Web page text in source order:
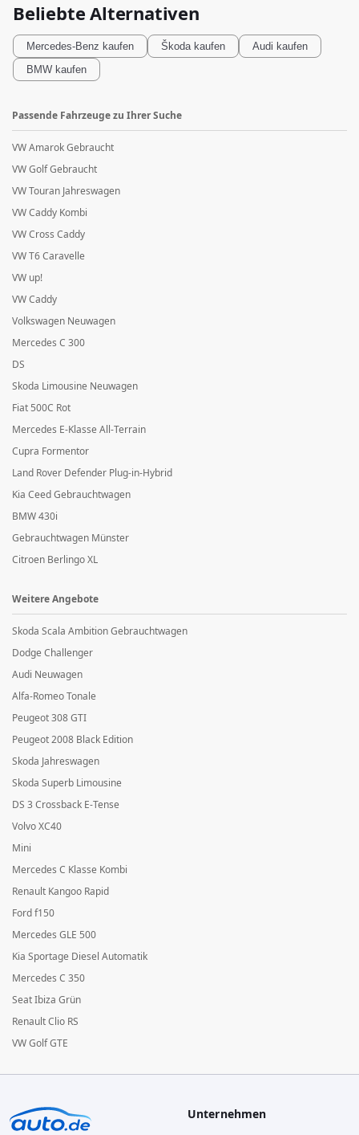
Beliebte Alternativen
Mercedes-Benz kaufen Škodakaufen Audi kaufen
BMW kaufen
Passende Fahrzeuge zu Ihrer Suche
VW Amarok Gebraucht
VW Golf Gebraucht
VW Touran Jahreswagen
VW Caddy Kombi
VW Cross Caddy
VW T6 Caravelle
VW up!
VW Caddy
Volkswagen Neuwagen
Mercedes C 300
DS
Skoda Limousine Neuwagen
Fiat 500C Rot
Mercedes E-Klasse All-Terrain
Cupra Formentor
Land Rover Defender Plug-in-Hybrid
Kia Ceed Gebrauchtwagen
BMW 430i
Gebrauchtwagen Münster
Citroen Berlingo XL
Weitere Angebote
Skoda Scala Ambition Gebrauchtwagen
Dodge Challenger
Audi Neuwagen
Alfa-Romeo Tonale
Peugeot 308 GTI
Peugeot 2008 Black Edition
Skoda Jahreswagen
Skoda Superb Limousine
DS 3 Crossback E-Tense
Volvo XC40
Mini
Mercedes C Klasse Kombi
Renault Kangoo Rapid
Ford f150
Mercedes GLE 500
Kia Sportage Diesel Automatik
Mercedes C 350
Seat Ibiza Grün
Renault Clio RS
VW Golf GTE
Unternehmen